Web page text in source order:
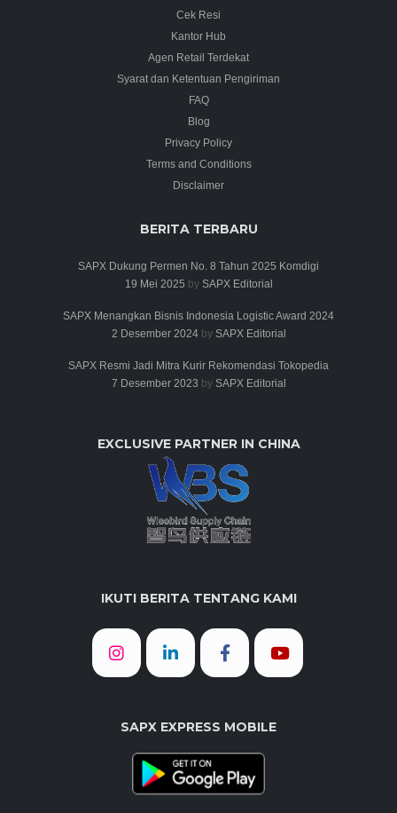
Cek Resi
Kantor Hub
Agen Retail Terdekat
Syarat dan Ketentuan Pengiriman
FAQ
Blog
Privacy Policy
Terms and Conditions
Disclaimer
BERITA TERBARU
SAPX Dukung Permen No. 8 Tahun 2025 Komdigi
19 Mei 2025 by SAPX Editorial
SAPX Menangkan Bisnis Indonesia Logistic Award 2024
2 Desember 2024by SAPX Editorial
SAPX Resmi Jadi Mitra Kurir Rekomendasi Tokopedia
7 Desember 2023 by SAPX Editorial
EXCLUSIVE PARTNER IN CHINA
IKUTI BERITA TENTANG KAMI
SAPX EXPRESS MOBILE